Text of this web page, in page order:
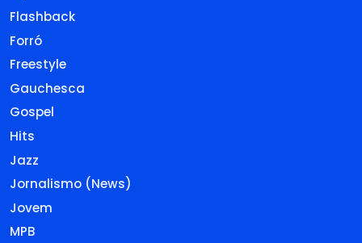
Flashback
Forró
Freestyle
Gauchesca
Gospel
Hits
Jazz
Jornalismo (News)
Jovem
MPB